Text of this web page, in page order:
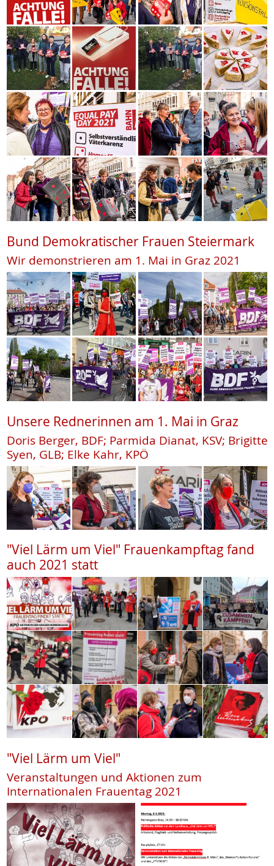
Bund Demokratischer Frauen Steiermark
Wir demonstrieren am 1. Mai in Graz 2021
Unsere Rednerinnen am 1. Mai in Graz
Doris Berger, BDF; Parmida Dianat, KSV; Brigitte
Syen, GLB; Elke Kahr, KPÖ
"Viel Lärm um Viel" Frauenkampftag fand
auch 2021 statt
"Viel Lärm um Viel"
Veranstaltungen und Aktionen zum
Internationalen Frauentag 2021